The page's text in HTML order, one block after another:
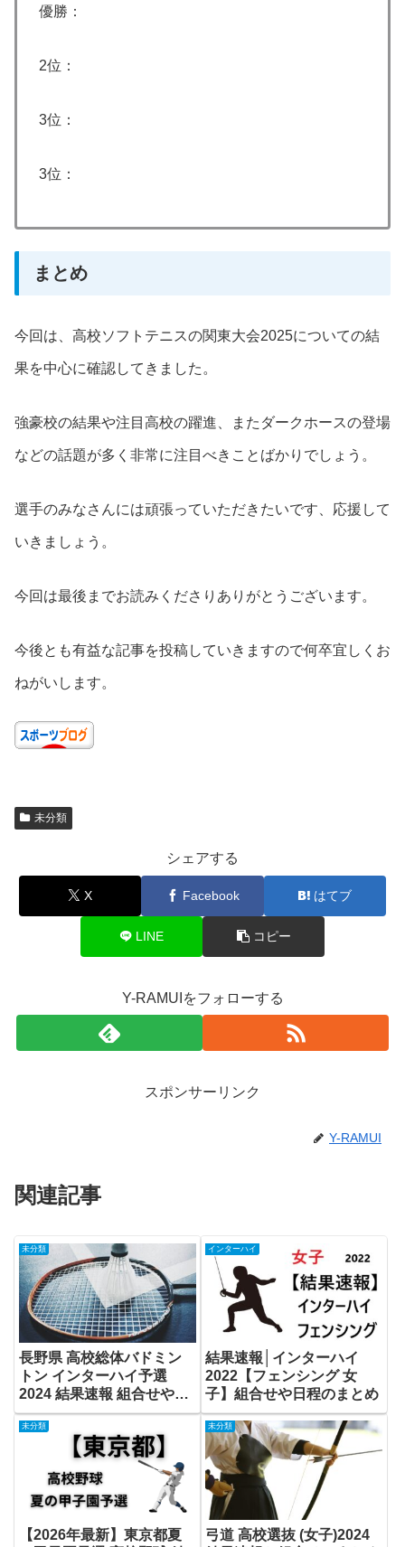
優勝：
2位：
3位：
3位：
まとめ
今回は、高校ソフトテニスの関東大会2025についての結
果を中心に確認してきました。
強豪校の結果や注目高校の躍進、またダークホースの登場
などの話題が多く非常に注目べきことばかりでしょう。
選手のみなさんには頑張っていただきたいです、応援して
いきましょう。
今回は最後までお読みくださりありがとうございます。
今後とも有益な記事を投稿していきますので何卒宜しくお
ねがいします。
未分類
シェアする
X Facebook はてブ
LINE コピー
Y-RAMUIをフォローする
スポンサーリンク
Y-RAMUI
関連記事
未分類
長野県 高校総体バドミン
トン インターハイ予選
2024 結果速報 組合せや詳
細まとめ
インターハイ
結果速報│インターハイ
2022【フェンシング 女
子】組合せや日程のまとめ
未分類
【2026年最新】東京都夏
未分類
弓道 高校選抜 (女子)2024